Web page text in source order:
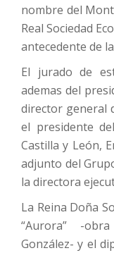
nombre del
Real Sociedad
antecedente de
El jurado de
ademas del
director general
el presidente
Castilla y León,
adjunto del
la directora
La Reina Doña
“Aurora” -
González- y el